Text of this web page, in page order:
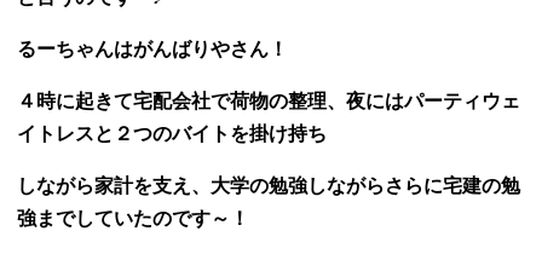
るーちゃんはがんばりやさん！
４時に起きて宅配会社で荷物の整理、夜にはパーティウェ
イトレスと２つのバイトを掛け持ち
しながら家計を支え、大学の勉強しながらさらに宅建の勉
強までしていたのです～！